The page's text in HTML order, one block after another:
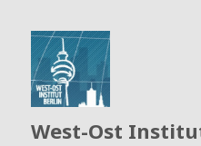
West-Ost